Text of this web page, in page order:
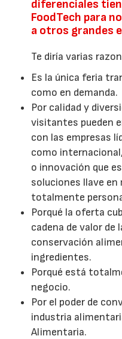
diferenciales
FoodTech para
a otros grandes
Te diría varias
Es la única feria
como en demanda.
Por calidad y
visitantes pueden
con las empresas
como
o innovación que
soluciones llave
totalmente
Porqué la oferta
cadena de valor de
conservación
ingredientes.
Porqué está
negocio.
Por el poder de
industria
Alimentaria.